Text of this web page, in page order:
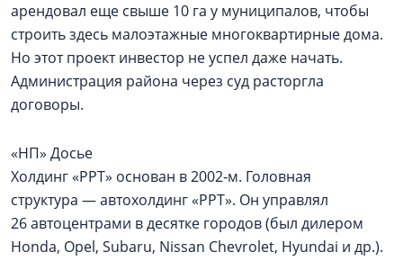
арендовал еще свыше 10 га у муниципалов, чтобы
строить здесь малоэтажные многоквартирные дома.
Но этот проект инвестор не успел даже начать.
Администрация района через суд расторгла
договоры.
«НП» Досье
Холдинг «РРТ» основан в 2002‑м. Головная
структура — автохолдинг «РРТ». Он управлял
26 автоцентрами в десятке городов (был дилером
Honda, Opel, Subaru, Nissan Chevrolet, Hyundai и др.).